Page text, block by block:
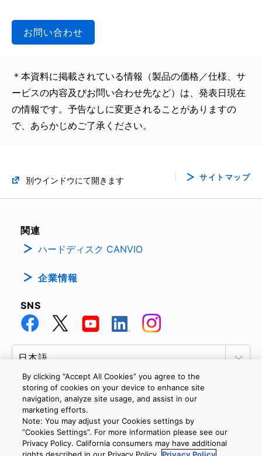
お問い合わせ
＊本資料に掲載されている情報（製品の価格／仕様、サ
ービスの内容及びお問い合わせ先など）は、発表日現在
の情報です。予告なしに変更されることがありますの
で、あらかじめご了承ください。
別ウインドウにて開きます サイトマップ
関連
ハードディスク CANVIO
企業情報
SNS
個人情報保護方針
お問い合わせ
By clicking “Accept All Cookies” you agree to the
storing of cookies on your device to enhance site
navigation, analyze site usage, and assist in our
marketing efforts.
Note: You may adjust your Cookies settings by
”Cookies Settings”. For more information please see our
Privacy Policy. California consumers may have additional